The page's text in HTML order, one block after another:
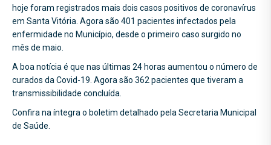
hoje foram registrados mais dois casos positivos de coronavírus
em Santa Vitória. Agora são 401 pacientes infectados pela
enfermidade no Município, desde o primeiro caso surgido no
mês de maio.
A boa notícia é que nas últimas 24 horas aumentou o número de
curados da Covid-19. Agora são 362 pacientes que tiveram a
transmissibilidade concluída.
Confira na íntegra o boletim detalhado pela Secretaria Municipal
de Saúde.